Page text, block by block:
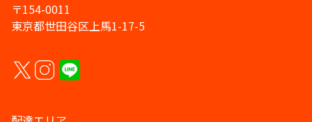
〒154-0011
東京都世田谷区上馬1-17-5